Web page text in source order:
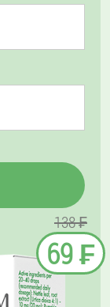
138 ₣
69 ₣